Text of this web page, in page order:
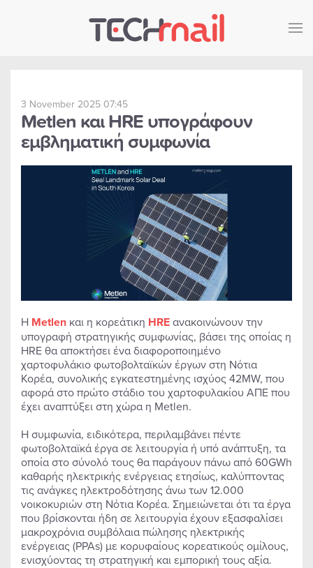
Skip to main content
3 November 2025 07:45
Metlen και HRE υπογράφουν
εμβληματική συμφωνία
Η Metlen και η κορεάτικη HREανακοινώνουν την
υπογραφή στρατηγικής συμφωνίας, βάσει της οποίας η
HRE θα αποκτήσει ένα διαφοροποιημένο
χαρτοφυλάκιο φωτοβολταϊκών έργων στη Νότια
Κορέα, συνολικής εγκατεστημένης ισχύος 42MW, που
αφορά στο πρώτο στάδιο του χαρτοφυλακίου ΑΠΕ που
έχει αναπτύξει στη χώρα η Metlen.
Η συμφωνία, ειδικότερα, περιλαμβάνει πέντε
φωτοβολταϊκά έργα σε λειτουργία ή υπό ανάπτυξη, τα
οποία στο σύνολό τους θα παράγουν πάνω από 60GWh
καθαρής ηλεκτρικής ενέργειας ετησίως, καλύπτοντας
τις ανάγκες ηλεκτροδότησης άνω των 12.000
νοικοκυριών στη Νότια Κορέα. Σημειώνεται ότι τα έργα
που βρίσκονται ήδη σε λειτουργία έχουν εξασφαλίσει
μακροχρόνια συμβόλαια πώλησης ηλεκτρικής
ενέργειας (PPAs) με κορυφαίους κορεατικούς ομίλους,
ενισχύοντας τη στρατηγική και εμπορική τους αξία.